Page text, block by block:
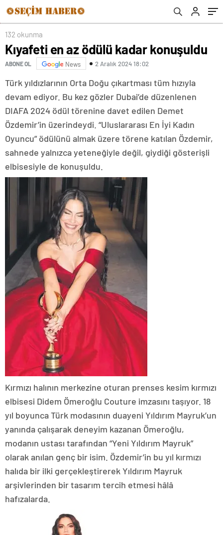
132 okunma
Kıyafeti en az ödülü kadar konuşuldu
ABONE OL News 2 Aralık 2024 18:02
Türk yıldızlarının Orta Doğu çıkartması tüm hızıyla
devam ediyor. Bu kez gözler Dubai’de düzenlenen
DIAFA 2024 ödül törenine davet edilen Demet
Özdemir’in üzerindeydi. “Uluslararası En İyi Kadın
Oyuncu” ödülünü almak üzere törene katılan Özdemir,
sahnede yalnızca yeteneğiyle değil, giydiği gösterişli
elbisesiyle de konuşuldu.
Kırmızı halının merkezine oturan prenses kesim kırmızı
elbisesi Didem Ömeroğlu Couture imzasını taşıyor. 18
yıl boyunca Türk modasının duayeni Yıldırım Mayruk’un
yanında çalışarak deneyim kazanan Ömeroğlu,
modanın ustası tarafından “Yeni Yıldırım Mayruk”
olarak anılan genç bir isim. Özdemir’in bu yıl kırmızı
halıda bir ilki gerçekleştirerek Yıldırım Mayruk
arşivlerinden bir tasarım tercih etmesi hâlâ
hafızalarda.